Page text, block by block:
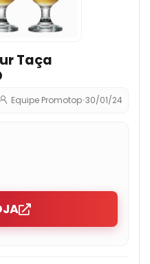
Taça
Equipe Promotop•30/01/24